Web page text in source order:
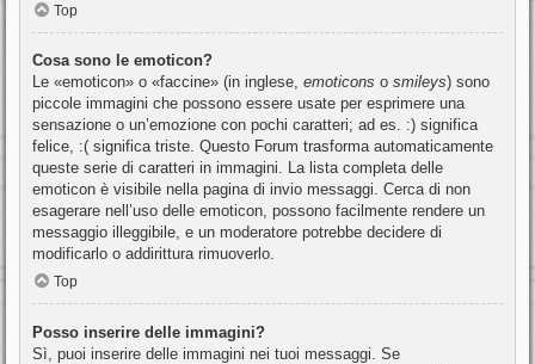
Top
Cosa sono le emoticon?
Le «emoticon» o «faccine» (in inglese, emoticons o smileys) sono
piccole immagini che possono essere usate per esprimere una
sensazione o un’emozione con pochi caratteri; ad es. :) significa
felice, :( significa triste. Questo Forum trasforma automaticamente
queste serie di caratteri in immagini. La lista completa delle
emoticon è visibile nella pagina di invio messaggi. Cerca di non
esagerare nell’uso delle emoticon, possono facilmente rendere un
messaggio illeggibile, e un moderatore potrebbe decidere di
modificarlo o addirittura rimuoverlo.
Top
Posso inserire delle immagini?
Sì, puoi inserire delle immagini nei tuoi messaggi. Se